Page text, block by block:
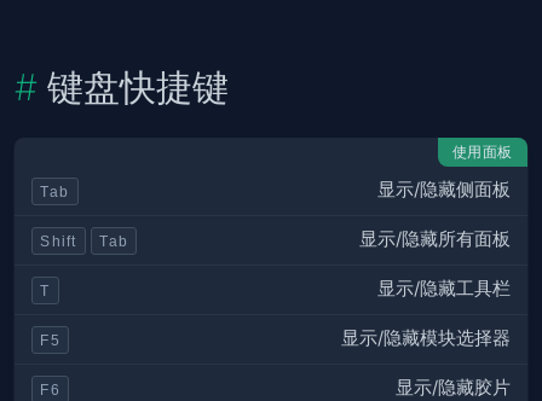
键盘快捷键
使用面板
Tab 显示/隐藏侧面板
Shift Tab 显示/隐藏所有面板
T 显示/隐藏工具栏
F5 显示/隐藏模块选择器
F6 显示/隐藏胶片